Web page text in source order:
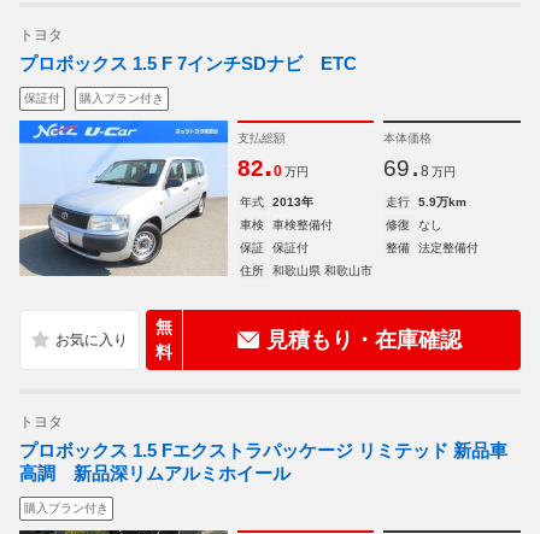
トヨタ
プロボックス 1.5 F 7インチSDナビ ETC
保証付 購入プラン付き
支払総額
82.0 万円
本体価格
69. 8 万円
年式 2013年 走行
5.9万km
車検
車検整備付 修復
なし
保証
保証付 整備
法定整備付
住所
和歌山県 和歌山市
無
料
見積もり・在庫確認
トヨタ
プロボックス 1.5 Fエクストラパッケージ リミテッド 新品車
高調 新品深リムアルミホイール
購入プラン付き